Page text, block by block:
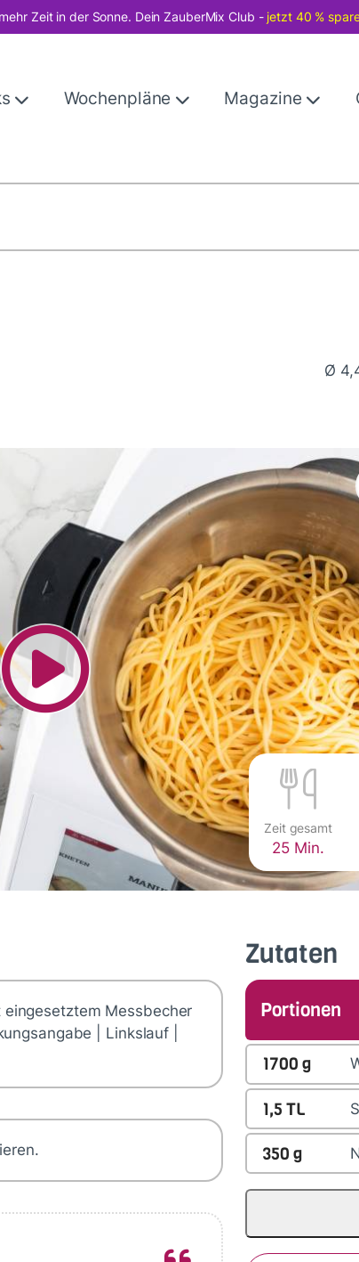
Zeit in der Sonne. Dein ZauberMix Club - jetzt 40 %
Wochenpläne Magazine
Ø
Zeit gesamt
25 Min.
eingesetztem Messbecher
| Linkslauf |
Zutaten
Portionen
1700 g
1,5 TL
350 g